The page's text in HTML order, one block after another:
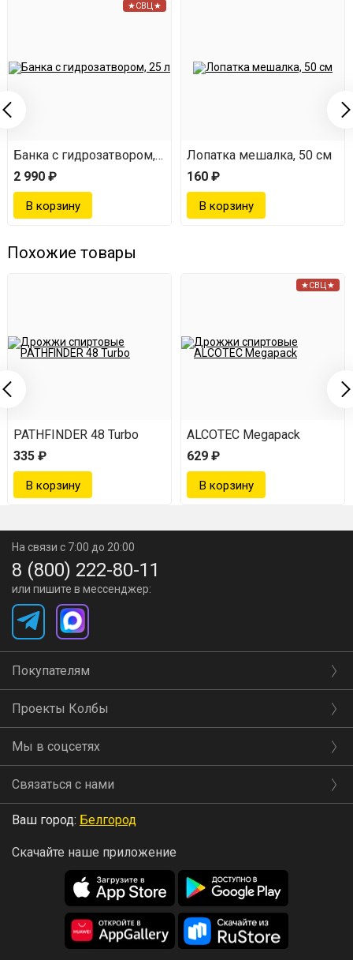
★СВЦ★
Банка с гидрозатвором, 25 л
2 990 ₽
Лопатка мешалка, 50 см
160 ₽
Похожие товары
PATHFINDER 48 Turbo
335 ₽
★СВЦ★
ALCOTEC Megapack
629 ₽
На связи с 7:00 до 20:00
8 (800) 222-80-11
или пишите в мессенджер:
Покупателям
Проекты Колбы
Мы в соцсетях
Связаться с нами
Ваш город: Белгород
Скачайте наше приложение